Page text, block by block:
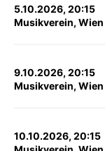
5.10.2026, 20:15
Musikverein, Wien
9.10.2026, 20:15
Musikverein, Wien
10.10.2026, 20:15